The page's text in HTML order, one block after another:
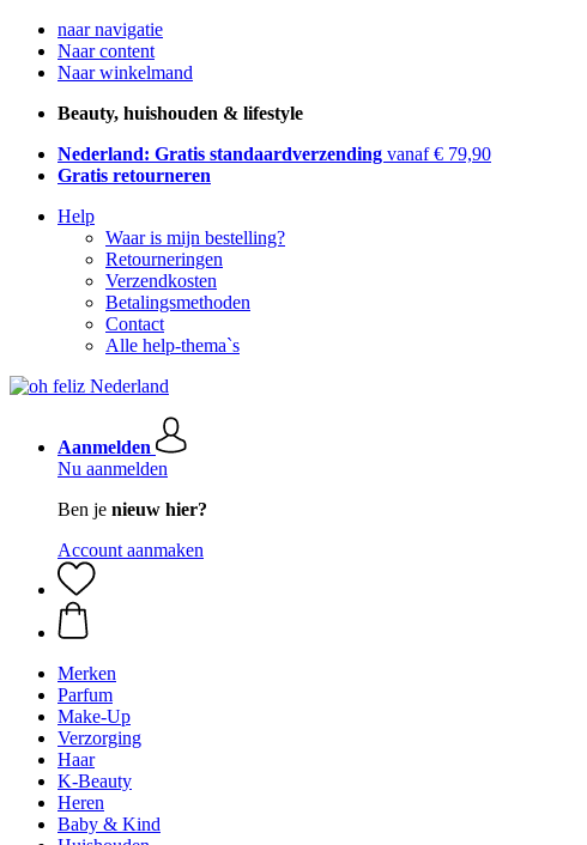
naar navigatie
Naar content
Naar winkelmand
Beauty, huishouden & lifestyle
Nederland: Gratis standaardverzending vanaf € 79,90
Gratis retourneren
Help
Waar is mijn bestelling?
Retourneringen
Verzendkosten
Betalingsmethoden
Contact
Alle help-thema`s
Aanmelden
Nu aanmelden
Ben je nieuw hier?
Account aanmaken
Merken
Parfum
Make-Up
Verzorging
Haar
K-Beauty
Heren
Baby & Kind